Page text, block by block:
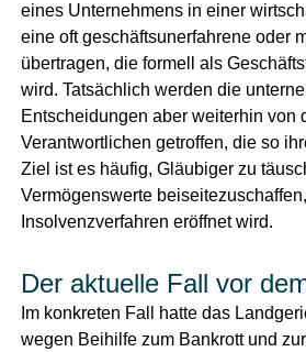
eines Unternehmens in einer
eine oft geschäftsunerfahrene oder
übertragen, die formell als
wird. Tatsächlich werden die
Entscheidungen aber weiterhin von
Verantwortlichen getroffen, die so
Ziel ist es häufig, Gläubiger zu
Vermögenswerte
Insolvenzverfahren eröffnet wird.
Der aktuelle Fall vor
Im konkreten Fall hatte das
wegen Beihilfe zum Bankrott und zur